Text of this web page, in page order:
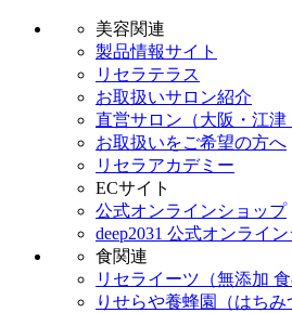
美容関連
製品情報サイト
リセラテラス
お取扱いサロン紹介
直営サロン（大阪・江津
お取扱いをご希望の方へ
リセラアカデミー
ECサイト
公式オンラインショップ
deep2031 公式オンライ
食関連
リセライーツ（無添加 食
りせらや養蜂園（はちみ